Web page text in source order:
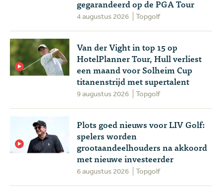
gegarandeerd op de PGA Tour
4 augustus 2026 Topgolf
Van der Vight in top 15 op
HotelPlanner Tour, Hull verliest
een maand voor Solheim Cup
titanenstrijd met supertalent
9 augustus 2026 Topgolf
Plots goed nieuws voor LIV Golf:
spelers worden
grootaandeelhouders na akkoord
met nieuwe investeerder
6 augustus 2026 Topgolf